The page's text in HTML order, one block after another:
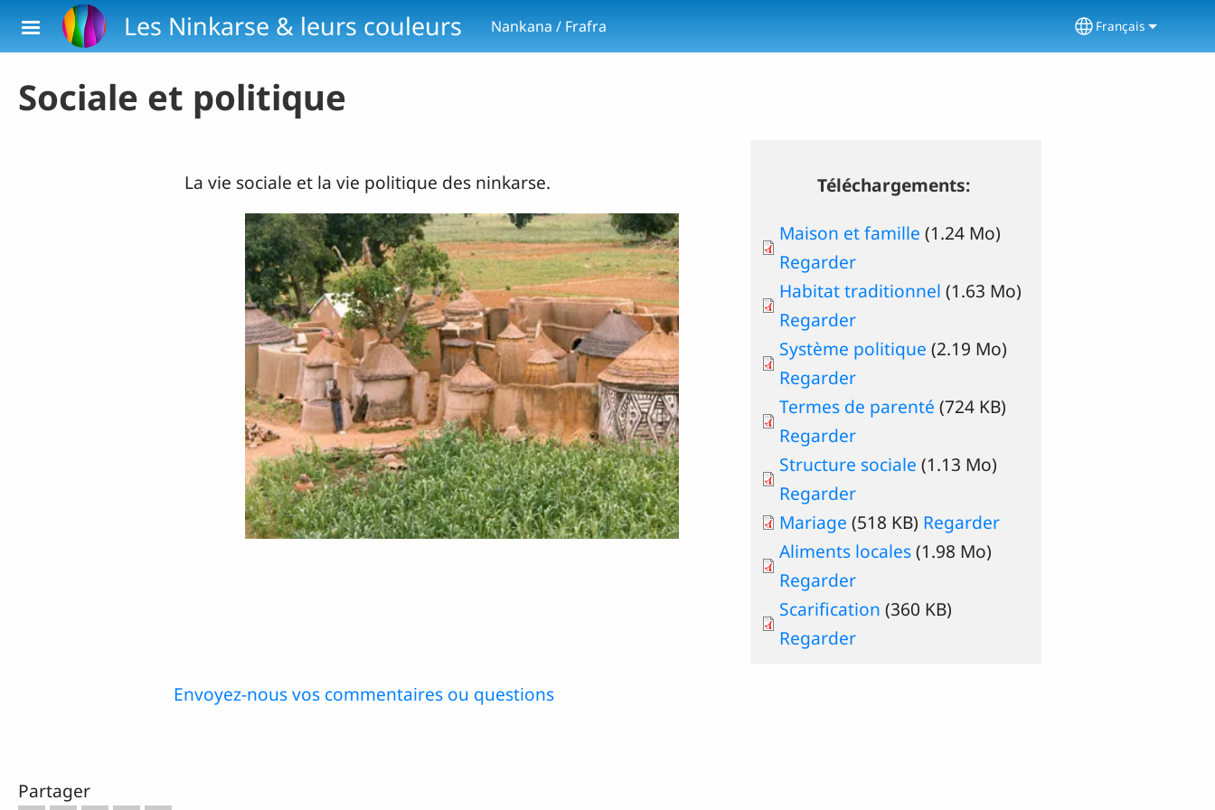
Aller au contenu principalLes Ninkarse & leurs couleurs Nankana / Frafra Select your
Français
Sociale et politique
La vie sociale et la vie politique des ninkarse.
Téléchargements:
Maison et famille (1.24 Mo)
Regarder
Habitat traditionnel (1.63 Mo)
Regarder
Système politique (2.19 Mo)
Regarder
Termes de parenté (724 KB)
Regarder
Structure sociale (1.13 Mo)
Regarder
Mariage (518 KB) Regarder
Aliments locales(1.98 Mo)
Regarder
Scarification (360 KB)
Regarder
Envoyez-nous vos commentaires ou questions
Partager